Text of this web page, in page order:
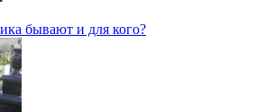
бывают и для кого?